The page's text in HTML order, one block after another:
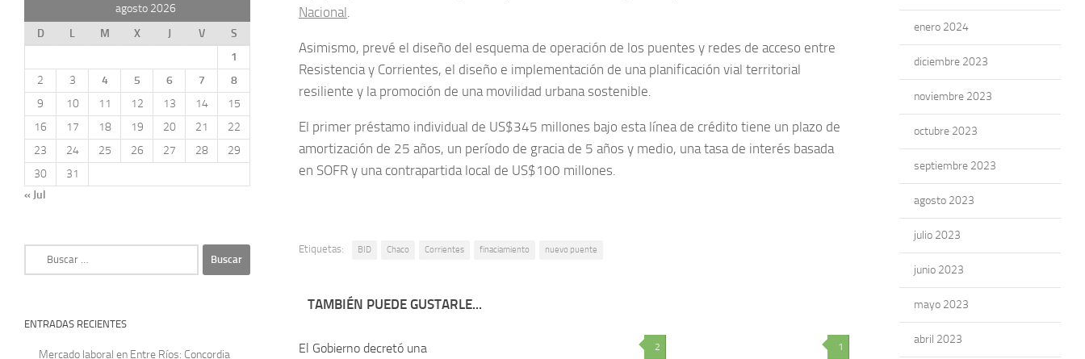
Nacional.
Asimismo, prevé el diseño del esquema de operación de los puentes y redes de acceso entre
Resistencia y Corrientes, el diseño e implementación de una planificación vial territorial
resiliente y la promoción de una movilidad urbana sostenible.
El primer préstamo individual de US$345 millones bajo esta línea de crédito tiene un plazo de
amortización de 25 años, un período de gracia de 5 años y medio, una tasa de interés basada
en SOFR y una contrapartida local de US$100 millones.
Etiquetas: BID Chaco Corrientes finaciamiento nuevo puente
TAMBIÉN PUEDE GUSTARLE...
El Gobierno decretó una
2 1
agosto 2026
D
L M X J V
S
1
2
3 4 5 6 7
8
9
10 11 12 13 14
15
16
17 18 19 20 21
22
23
24 25 26 27 28
29
30
31
« Jul
ENTRADAS RECIENTES
Mercado laboral en Entre Ríos: Concordia
enero 2024
diciembre 2023
noviembre 2023
octubre 2023
septiembre 2023
agosto 2023
julio 2023
junio 2023
mayo 2023
abril 2023